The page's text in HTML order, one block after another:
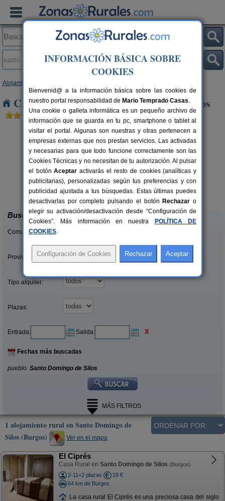
Alojamientos
Casas Rurales en Santo Domingo de Silos
6-7+1 pers.
desde22 €
Casa El Sauco
Ailanes de Zamanzas (Burgos)
Buscar
Comunidades:
Provincias/Islas:
Tipo alquiler:
Plazas:
Entrada: Salida: X
Fechas más buscadas
pueblo: Santo Domingo de Silos
MÁS FILTROS
1 alojamiento rural en Santo Domingo de
Silos (Burgos)
Ver en el mapa
El Ciprés
Casa Rural en Santo Domingo de Silos (Burgos)
2-11+2 plazas
18 €
64 km de Burgos
La casa rural El Ciprés es una preciosa casa del siglo
INFORMACIÓN BÁSICA SOBRE
COOKIES
Bienvenid@ a la información básica sobre las cookies de
nuestro portal responsabilidad de Mario Temprado Casas.
Una cookie o galleta informática es un pequeño archivo de
información que se guarda en tu pc, smartphone o tablet al
visitar el portal. Algunas son nuestras y otras pertenecen a
empresas externas que nos prestan servicios. Las activadas
y necesarias para que todo funcione correctamente son las
Cookies Técnicas y no necesitan de tu autorización. Al pulsar
el botónAceptar activarás el resto de cookies (analíticas y
publicitarias), personalizadas según tus preferencias y con
publicidad ajustada a tus búsquedas. Estas últimas puedes
desactivarlas por completo pulsando el botón Rechazar o
elegir su activación/desactivación desde “Configuración de
Cookies”. Más información en nuestra
POLÍTICA DE
COOKIES.